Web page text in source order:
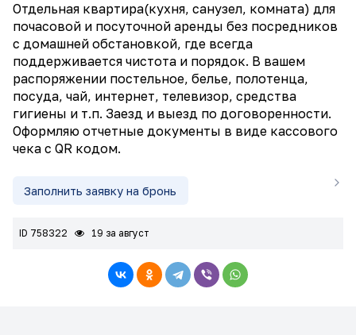
Отдельная квартира(кухня, санузел, комната) для
почасовой и посуточной аренды без посредников
с домашней обстановкой, где всегда
поддерживается чистота и порядок. В вашем
распоряжении постельное, белье, полотенца,
посуда, чай, интернет, телевизор, средства
гигиены и т.п. Заезд и выезд по договоренности.
Оформляю отчетные документы в виде кассового
чека с QR кодом.
Заполнить заявку на бронь
ID 758322 19 за август